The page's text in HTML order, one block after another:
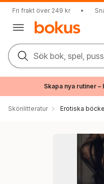
Fri frakt över 249 kr •
Sök bok, spel,
Skapa nya rutiner
Skönlitteratur Erotiska